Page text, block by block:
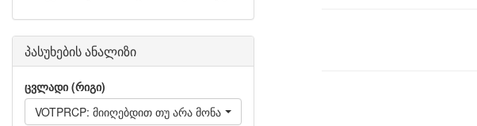
პასუხების ანალიზი
ცვლადი (რიგი)
VOTPRCP: მიიღებდით თუ არა მონაწილეობას არჩევნებში შემდეგ კვირას?